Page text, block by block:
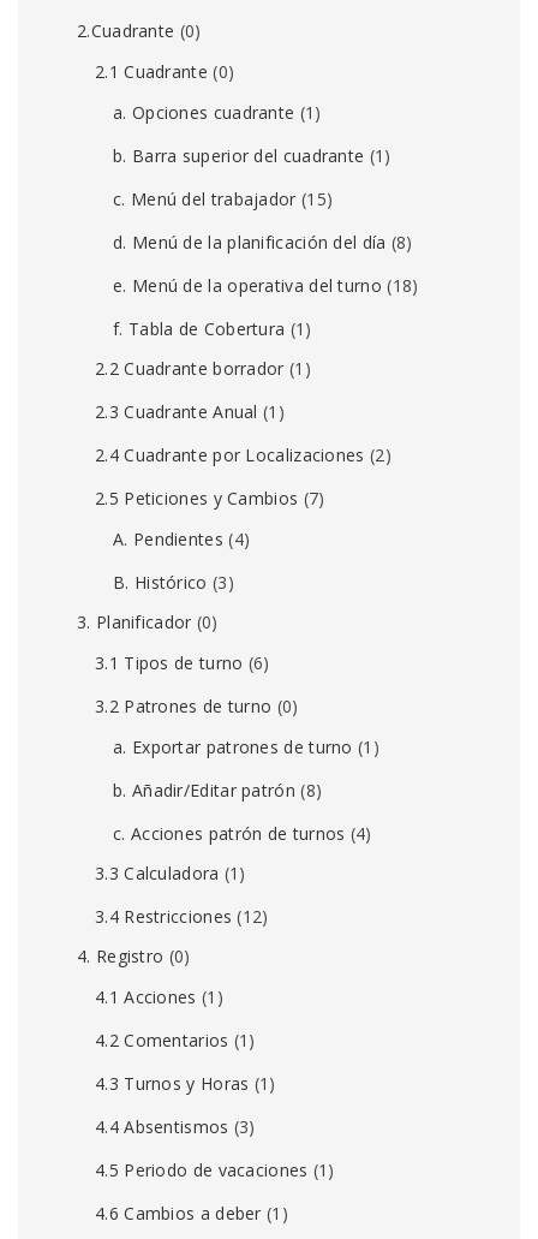
2.Cuadrante (0)
2.1 Cuadrante (0)
a. Opciones cuadrante (1)
b. Barra superior del cuadrante (1)
c. Menú del trabajador (15)
d. Menú de la planificación del día (8)
e. Menú de la operativa del turno (18)
f. Tabla de Cobertura (1)
2.2 Cuadrante borrador (1)
2.3 Cuadrante Anual (1)
2.4 Cuadrante por Localizaciones (2)
2.5 Peticiones y Cambios (7)
A. Pendientes (4)
B. Histórico (3)
3. Planificador (0)
3.1 Tipos de turno (6)
3.2 Patrones de turno (0)
a. Exportar patrones de turno (1)
b. Añadir/Editar patrón (8)
c. Acciones patrón de turnos (4)
3.3 Calculadora (1)
3.4 Restricciones (12)
4. Registro (0)
4.1 Acciones (1)
4.2 Comentarios (1)
4.3 Turnos y Horas (1)
4.4 Absentismos (3)
4.5 Periodo de vacaciones (1)
4.6 Cambios a deber (1)